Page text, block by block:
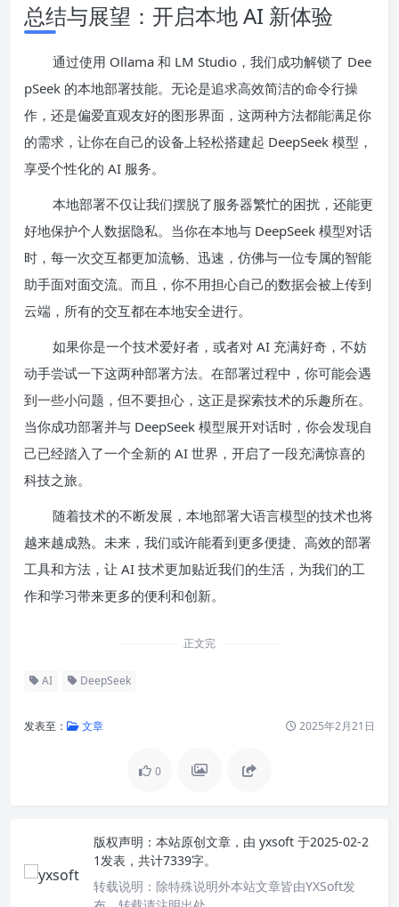
总结与展望：开启本地 AI 新体验
通过使用 Ollama 和 LM Studio，我们成功解锁了 Dee
pSeek 的本地部署技能。无论是追求高效简洁的命令行操
作，还是偏爱直观友好的图形界面，这两种方法都能满足你
的需求，让你在自己的设备上轻松搭建起 DeepSeek 模型，
享受个性化的 AI 服务。
本地部署不仅让我们摆脱了服务器繁忙的困扰，还能更
好地保护个人数据隐私。当你在本地与 DeepSeek 模型对话
时，每一次交互都更加流畅、迅速，仿佛与一位专属的智能
助手面对面交流。而且，你不用担心自己的数据会被上传到
云端，所有的交互都在本地安全进行。
如果你是一个技术爱好者，或者对 AI 充满好奇，不妨
动手尝试一下这两种部署方法。在部署过程中，你可能会遇
到一些小问题，但不要担心，这正是探索技术的乐趣所在。
当你成功部署并与 DeepSeek 模型展开对话时，你会发现自
己已经踏入了一个全新的 AI 世界，开启了一段充满惊喜的
科技之旅。
随着技术的不断发展，本地部署大语言模型的技术也将
越来越成熟。未来，我们或许能看到更多便捷、高效的部署
工具和方法，让 AI 技术更加贴近我们的生活，为我们的工
作和学习带来更多的便利和创新。
正文完
AI DeepSeek
发表至： 文章 2025年2月21日
0
版权声明： 本站原创文章，由 yxsoft 于2025-02-2
1发表，共计7339字。
转载说明： 除特殊说明外本站文章皆由YXSoft发